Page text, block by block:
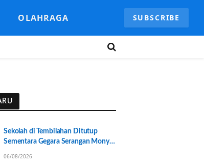
OLAHRAGA SUBSCRIBE
Sekolah di Tembilahan Ditutup
Sementara Gegara Serangan Monyet
06/08/2026